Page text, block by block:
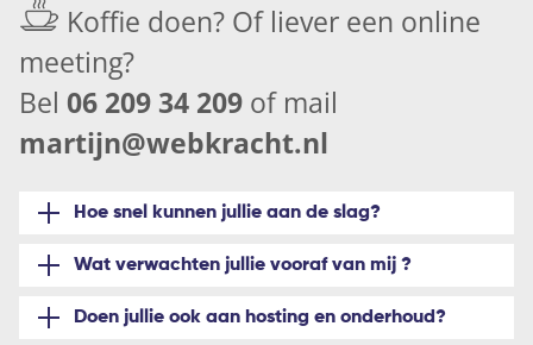
Koffie doen? Of liever een online
meeting?
Bel 06 209 34 209 of mail
martijn@webkracht.nl
Hoe snel kunnen jullie aan de slag?
Wat verwachten jullie vooraf van mij ?
Doen jullie ook aan hosting en onderhoud?